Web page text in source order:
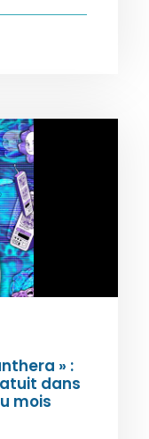
» :
dans
mois